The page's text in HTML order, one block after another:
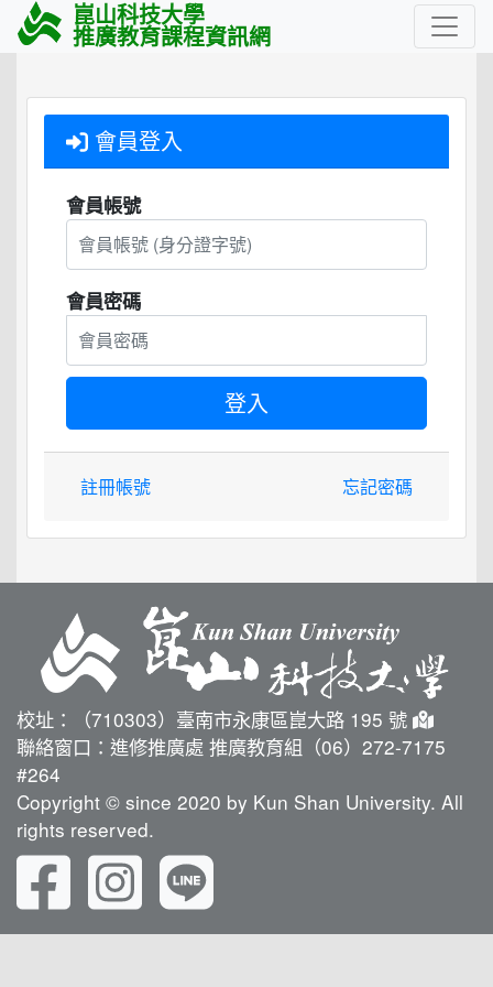
崑山科技大學
推廣教育課程資訊網
會員登入
會員帳號
會員密碼
註冊帳號 忘記密碼
校址：（710303）臺南市永康區崑大路 195 號
聯絡窗口：進修推廣處 推廣教育組（06）272-7175
#264
Copyright © since 2020 by Kun Shan University. All
rights reserved.